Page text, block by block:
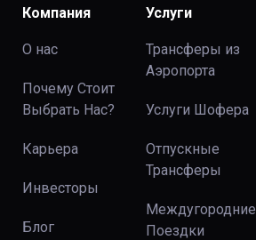
Компания
О нас
Почему Стоит
Выбрать Нас?
Карьера
Инвесторы
Блог
Услуги
Трансферы из
Аэропорта
Услуги Шофера
Отпускные
Трансферы
Междугородние
Поездки